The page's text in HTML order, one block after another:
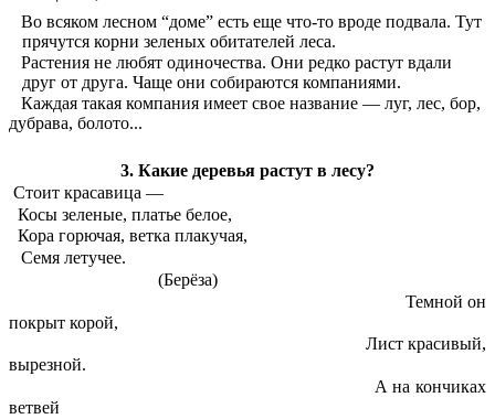
Во всяком лесном “доме” есть еще что-то вроде подвала. Тут
прячутся корни зеленых обитателей леса.
Растения не любят одиночества. Они редко растут вдали
друг от друга. Чаще они собираются компаниями.
Каждая такая компания имеет свое название — луг, лес, бор,
дубрава, болото...
3. Какие деревья растут в лесу?
Стоит красавица —
Косы зеленые, платье белое,
Кора горючая, ветка плакучая,
Семя летучее.
(Берёза)
Темной он
покрыт корой,
Лист красивый,
вырезной.
А на кончиках
ветвей